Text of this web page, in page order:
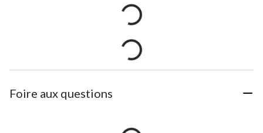
Foire aux questions